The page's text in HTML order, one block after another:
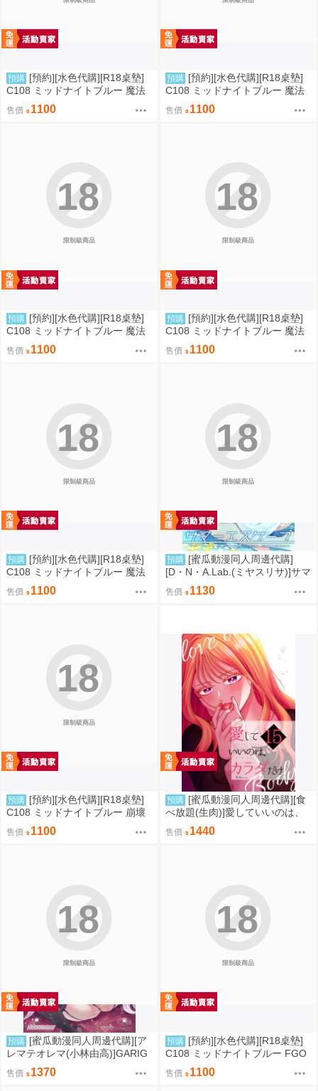
預購 [預約][水色代購][R18桌墊]
C108 ミッドナイトブルー 魔法
少女 美遊 M字腿
售價 1100
預購 [預約][水色代購][R18桌墊]
C108 ミッドナイトブルー 魔法
少女 伊莉雅&克洛伊&美遊 翹臀
售價 1100
限制級商品
18
預購 [預約][水色代購][R18桌墊]
C108 ミッドナイトブルー 魔法
少女 伊莉雅&克洛伊&美遊 背後
位
售價 1100
限制級商品
18
預購 [預約][水色代購][R18桌墊]
C108 ミッドナイトブルー 魔法
少女 伊莉雅&克洛伊&美遊 服從
售價 1100
限制級商品
18
預購 [預約][水色代購][R18桌墊]
C108 ミッドナイトブルー 魔法
少女 伊莉雅&克洛伊 M字腿
售價 1100
限制級商品
18
預購 [蜜瓜動漫同人周邊代購]
[D・N・A.Lab.(ミヤスリサ)]サマ
ーエスケープ【A5アクリルフィ
ギュア】(A5壓克力立牌特典版)
售價 1130
限制級商品
18
預購 [預約][水色代購][R18桌墊]
C108 ミッドナイトブルー 崩壞
星穹鐵道 火花 誘惑
售價 1100
預購 [蜜瓜動漫同人周邊代購][食
べ放題(生肉)]愛していいのは、
カラダだけ15【A5アクリルスタ
ンド】(A5壓克力立牌特典版)(同
售價 1440
限制級商品
18
預購 [蜜瓜動漫同人周邊代購][ア
レマテオレマ(小林由高)]GARIG
ARI145【A5アクリルスタンド】
(蔚藍檔案)(A5壓克力立牌特典版)
售價 1370
限制級商品
18
預購 [預約][水色代購][R18桌墊]
C108 ミッドナイトブルー FGO
BB 露點ver
售價 1100